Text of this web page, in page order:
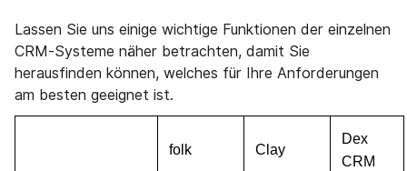
Lassen Sie uns einige wichtige Funktionen der einzelnen
CRM-Systeme näher betrachten, damit Sie
herausfinden können, welches für Ihre Anforderungen
am besten geeignet ist.
folk Clay
Dex
CRM